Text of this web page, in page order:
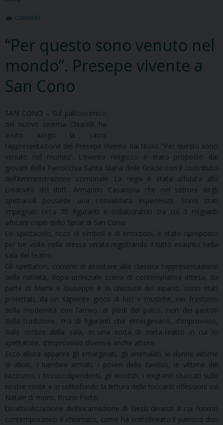
COMMENT
“Per questo sono venuto nel
mondo”. Presepe vivente a
San Cono
SAN CONO – Sul palcoscenico
del nuovo cinema Chiarelli ha
avuto luogo la sacra
rappresentazione del Presepe Vivente dal titolo: “Per questo sono
venuto nel mondo”. L’evento religioso è stato proposto dai
giovani della Parrocchia Santa Maria delle Grazie con il contributo
dell’Amministrazione comunale. La regia è stata affidata alla
creatività del dott. Armando Casanova che nel settore degli
spettacoli possiede una convalidata esperienza. Sono stati
impegnati circa 70 figuranti e collaboratori tra cui 3 migranti
africani ospiti dello Sprar di San Cono.
Lo spettacolo, ricco di simboli e di emozioni, è stato riproposto
per tre volte nella stessa serata registrando il tutto esaurito nella
sala del teatro.
Gli spettatori, convinti di assistere alla classica rappresentazione
della natività, dopo un’iniziale scena di contemplativa attesa, da
parte di Maria e Giuseppe e la chiusura del sipario, sono stati
proiettati, da un sapiente gioco di luci e musiche, nei frastuoni
della modernità con l’arrivo, ai piedi del palco, non dei pastori
della tradizione, ma di figuranti che emergevano, d’improvviso,
dalle ombre della sala, in una sorta di meta-teatro in cui lo
spettatore, d’improvviso diveniva anche attore.
Ecco allora apparire gli emarginati, gli ammalati, le donne vittime
di abusi, i bambini armati, i poveri delle favelas, le vittime del
razzismo, i tossicodipendenti, gli alcolisti, i migranti sbarcati sulle
nostre coste e in sottofondo la lettura delle toccanti riflessioni sul
Natale di mons. Bruno Forte.
Un’attualizzazione dell’incarnazione di Gesù dinanzi a cui l’uomo
contemporaneo è chiamato, come ha sottolineato il parroco don